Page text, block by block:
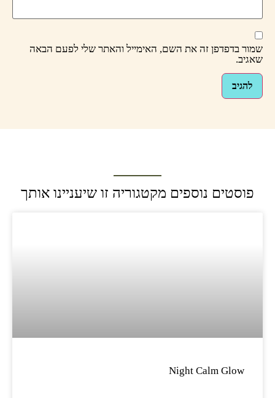
שמור בדפדפן זה את השם, האימייל והאתר שלי לפעם הבאה
שאגיב.
פוסטים נוספים מקטגוריה זו שיעניינו אותך
Night Calm Glow